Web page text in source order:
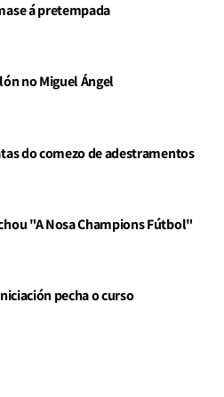
á pretempada
no Miguel Ángel
do comezo de adestramentos
"A Nosa Champions Fútbol"
pecha o curso